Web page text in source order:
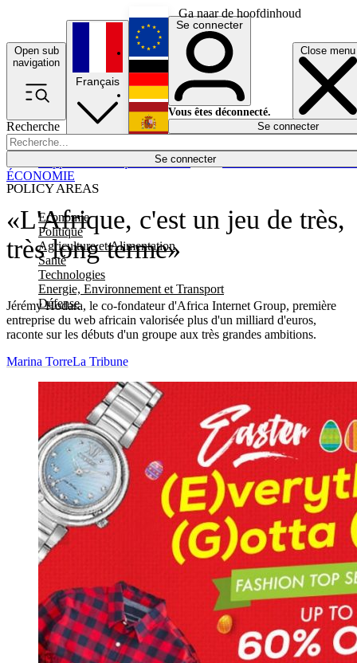
Ga naar de hoofdinhoud
Open sub
navigation
Close menu
Recherche
Se connecter
POLICY AREAS
Economie
Politique
Agriculture et Alimentation
Santé
Technologies
Energie, Environnement et Transport
Défense
Économie
Français
English
Deutsch
Español
Se connecter
Vous êtes déconnecté.
Se connecter
«L'Afrique, c'est un jeu de très,
très long terme»
Jérémy Hodara, le co-fondateur d'Africa Internet Group, première
entreprise du web africain valorisée plus d'un milliard d'euros,
raconte sur les débuts d'un groupe aux très grandes ambitions.
ÉCONOMIE
Marina TorreLa Tribune